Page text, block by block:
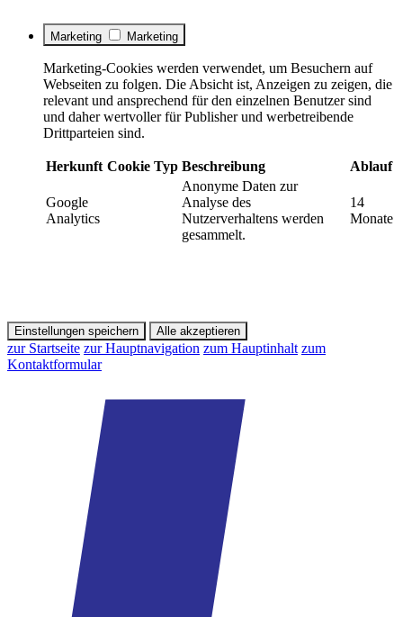
Marketing Marketing
Marketing-Cookies werden verwendet, um Besuchern auf
Webseiten zu folgen. Die Absicht ist, Anzeigen zu zeigen, die
relevant und ansprechend für den einzelnen Benutzer sind
und daher wertvoller für Publisher und werbetreibende
Drittparteien sind.
Herkunft Cookie Typ Beschreibung Ablauf
Google
Analytics
Anonyme Daten zur
Analyse des
Nutzerverhaltens werden
gesammelt.
14
Monate
Einstellungen speichern Alle akzeptieren
zur Startseite zur Hauptnavigation zum Hauptinhalt zum
Kontaktformular